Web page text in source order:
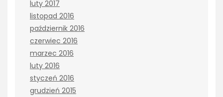
luty 2017
listopad 2016
październik 2016
czerwiec 2016
marzec 2016
luty 2016
styczeń 2016
grudzień 2015